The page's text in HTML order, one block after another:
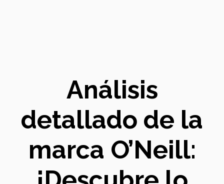
Análisis
detallado de la
marca O’Neill: